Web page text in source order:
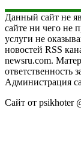
Данный сайт не
сайте ни чего не
услуги не
новостей RSS
newsru.com.
ответственность
Администрация
Сайт от psikhoter